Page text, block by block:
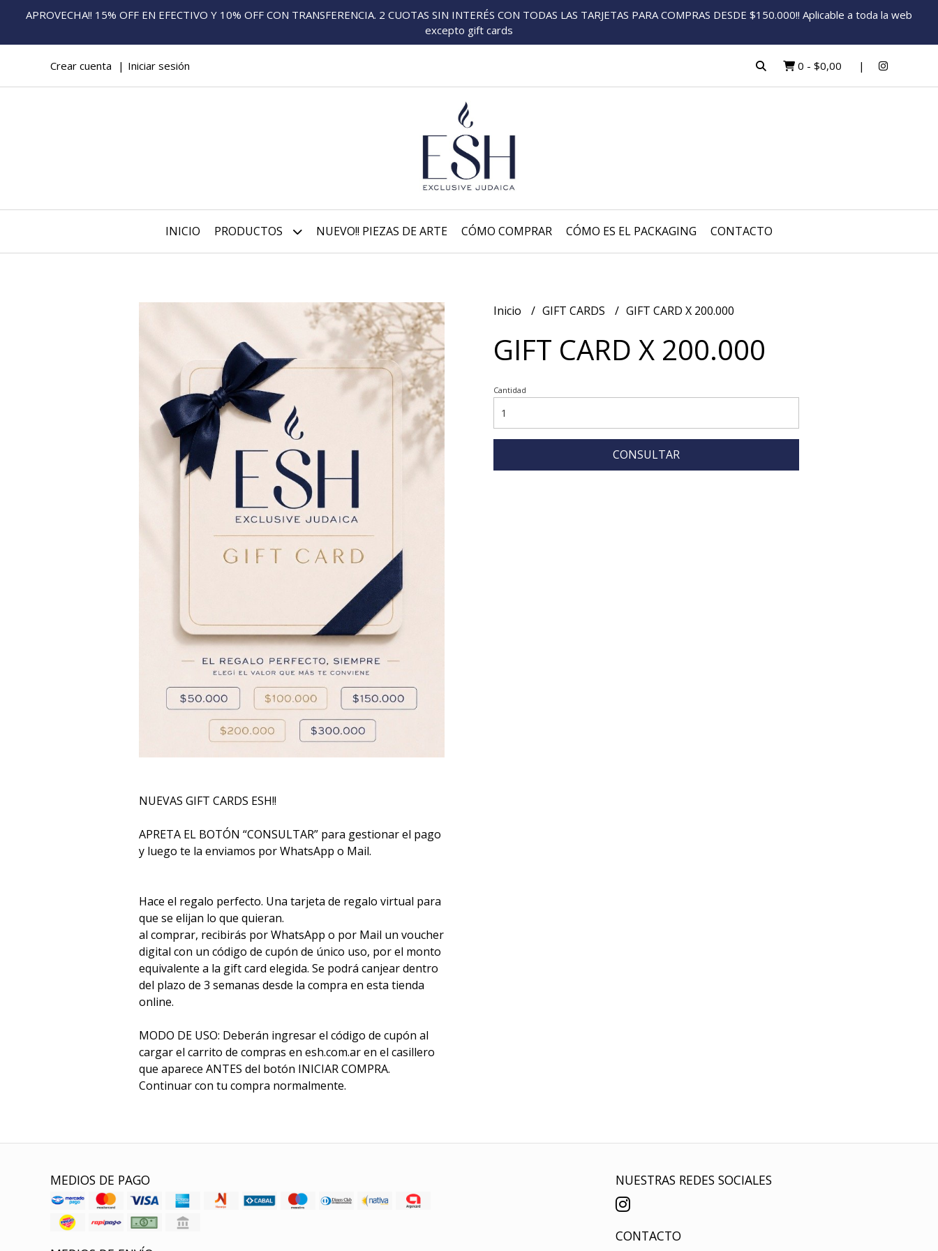
APROVECHA!! 15% OFF EN EFECTIVO Y 10% OFF CON TRANSFERENCIA. 2 CUOTAS SIN INTERÉS CON TODAS LAS TARJETAS PARA COMPRAS DESDE $150.000!! Aplicable a toda la web
excepto gift cards
Crear cuenta Iniciar sesión 0 - $0,00
INICIO PRODUCTOS NUEVO!! PIEZAS DE ARTE CÓMO COMPRAR CÓMO ES EL PACKAGING CONTACTO
NUEVAS GIFT CARDS ESH!!
APRETA EL BOTÓN “CONSULTAR” para gestionar el pago
y luego te la enviamos por WhatsApp o Mail.
Hace el regalo perfecto. Una tarjeta de regalo virtual para
que se elijan lo que quieran.
al comprar, recibirás por WhatsApp o por Mail un voucher
digital con un código de cupón de único uso, por el monto
equivalente a la gift card elegida. Se podrá canjear dentro
del plazo de 3 semanas desde la compra en esta tienda
online.
MODO DE USO: Deberán ingresar el código de cupón al
cargar el carrito de compras en esh.com.ar en el casillero
que aparece ANTES del botón INICIAR COMPRA.
Continuar con tu compra normalmente.
Inicio GIFT CARDS GIFT CARD X 200.000
GIFT CARD X 200.000
Cantidad
CONSULTAR
MEDIOS DE PAGO NUESTRAS REDES SOCIALES
CONTACTO